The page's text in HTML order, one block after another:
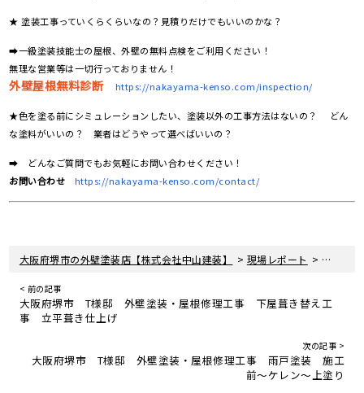
★ 塗装工事っていくらくらいなの？見積りだけでもいいのかな？
➡一級塗装技能士の屋根、外壁の無料点検をご利用ください！
無理な営業等は一切行っておりません！
外壁屋根無料診断 https://nakayama-kenso.com/inspection/
★色を塗る前にシミュレーションしたい、塗装以外の工事方法はないの？ どん
な塗料がいいの？ 業者はどうやって選べばいいの？
➡ どんなご質問でもお気軽にお問い合わせください！
お問い合わせ
https://nakayama-kenso.com/contact/
大阪府堺市の外壁塗装店【株式会社中山建装】 > 現場レポート > 鉄部は
< 前の記事
大阪府堺市 T様邸 外壁塗装・屋根修理工事 下屋葺き替え工
事 立平葺き仕上げ
次の記事 >
大阪府堺市 T様邸 外壁塗装・屋根修理工事 雨戸塗装 施工
前〜ケレン〜上塗り